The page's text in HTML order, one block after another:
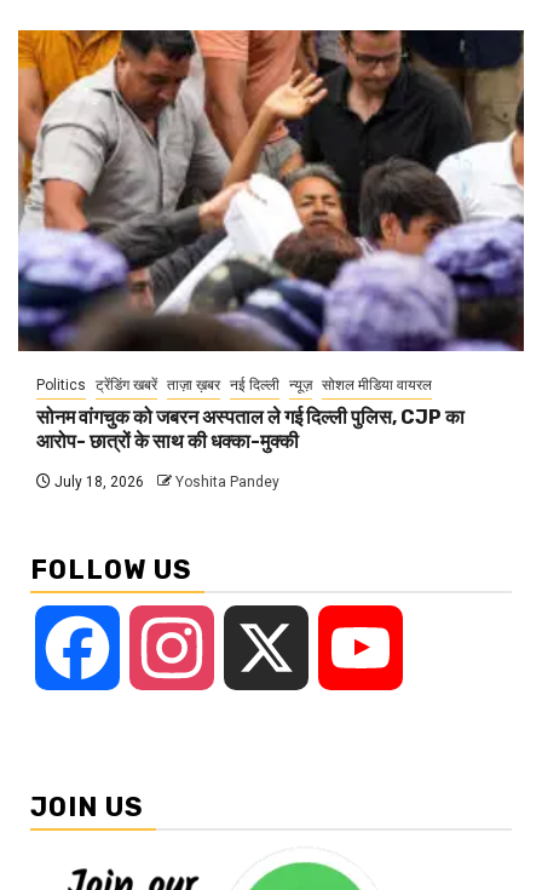
Politics ट्रेंडिंग खबरें ताज़ा ख़बर नई दिल्ली न्यूज़ सोशल मीडिया वायरल
सोनम वांगचुक को जबरन अस्पताल ले गई दिल्ली पुलिस, CJP का
आरोप- छात्रों के साथ की धक्का-मुक्की
July 18, 2026 Yoshita Pandey
FOLLOW US
Facebook Instagram
JOIN US